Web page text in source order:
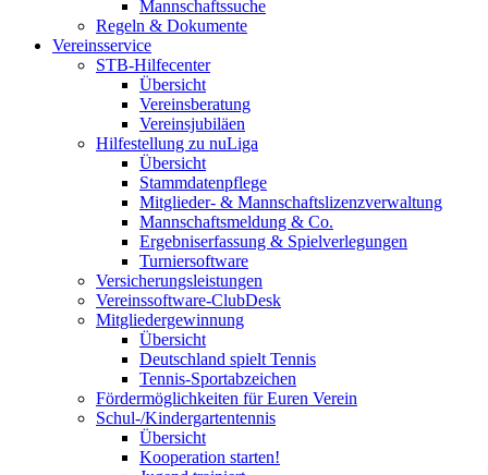
Mannschaftssuche
Regeln & Dokumente
Vereinsservice
STB-Hilfecenter
Übersicht
Vereinsberatung
Vereinsjubiläen
Hilfestellung zu nuLiga
Übersicht
Stammdatenpflege
Mitglieder- & Mannschaftslizenzverwaltung
Mannschaftsmeldung & Co.
Ergebniserfassung & Spielverlegungen
Turniersoftware
Versicherungsleistungen
Vereinssoftware-ClubDesk
Mitgliedergewinnung
Übersicht
Deutschland spielt Tennis
Tennis-Sportabzeichen
Fördermöglichkeiten für Euren Verein
Schul-/Kindergartentennis
Übersicht
Kooperation starten!